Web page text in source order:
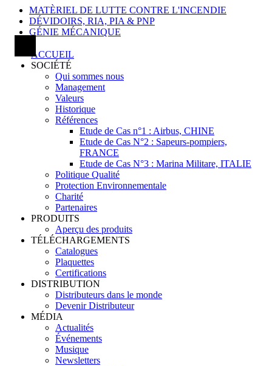
MATÈRIEL DE LUTTE CONTRE L'INCENDIE
DÉVIDOIRS, RIA, PIA & PNP
GÉNIE MÉCANIQUE
ACCUEIL
SOCIÉTÉ
Qui sommes nous
Management
Valeurs
Historique
Références
Etude de Cas n°1 : Airbus, CHINE
Etude de Cas N°2 : Sapeurs-pompiers,
FRANCE
Etude de Cas N°3 : Marina Militare, ITALIE
Politique Qualité
Protection Environnementale
Charité
Partenaires
PRODUITS
Aperçu des produits
TÉLÉCHARGEMENTS
Catalogues
Plaquettes
Certifications
DISTRIBUTION
Distributeurs dans le monde
Devenir Distributeur
MÉDIA
Actualités
Événements
Musique
Newsletters